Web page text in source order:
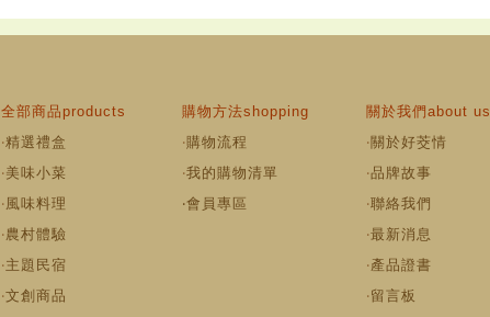
全部商品products 購物方法shopping 關於我們about us
‧精選禮盒
‧美味小菜
‧風味料理
‧農村體驗
‧主題民宿
‧文創商品
‧購物流程
‧我的購物清單
‧會員專區
‧關於好茭情
‧品牌故事
‧聯絡我們
‧最新消息
‧產品證書
‧留言板